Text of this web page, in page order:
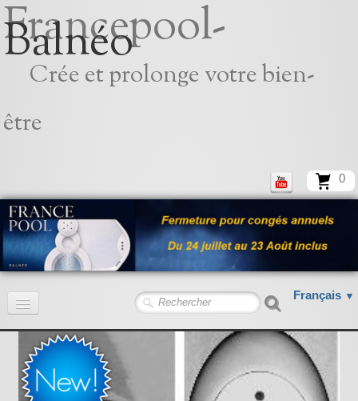
Francepool-
Balnéo
Crée et prolonge votre bien-
être
0
Français ▼
Accueil
Pièces détachées
Pompes Piscine